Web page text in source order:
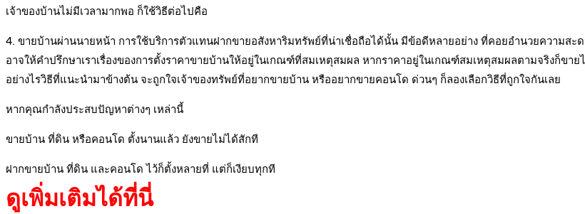
เจ้าของบ้านไม่มีเวลามากพอ ก็ใช้วิธีต่อไปคือ
4. ขายบ้านผ่านนายหน้า การใช้บริการตัวแทนฝากขายอสังหาริมทรัพย์ที่น่าเชื่อถือได้นั้น มีข้อดีหลายอย่าง ที่คอยอำนวยความสะ
อาจให้คำปรึกษาเราเรื่องของการตั้งราคาขายบ้านให้อยู่ในเกณฑ์ที่สมเหตุสมผล หากราคาอยู่ในเกณฑ์สมเหตุสมผลตามจริงก็ข
อย่างไรวิธีที่แนะนำมาข้างต้น จะถูกใจเจ้าของทรัพย์ที่อยากขายบ้าน หรืออยากขายคอนโด ด่วนๆ ก็ลองเลือกวิธีที่ถูกใจกันเลย
หากคุณกำลังประสบปัญหาต่างๆ เหล่านี้
ขายบ้าน ที่ดิน หรือคอนโด ตั้งนานแล้ว ยังขายไม่ได้สักที
ฝากขายบ้าน ที่ดิน และคอนโด ไว้ก็ตั้งหลายที่ แต่ก็เงียบทุกที
ดูเพิ่มเติมได้ที่นี่